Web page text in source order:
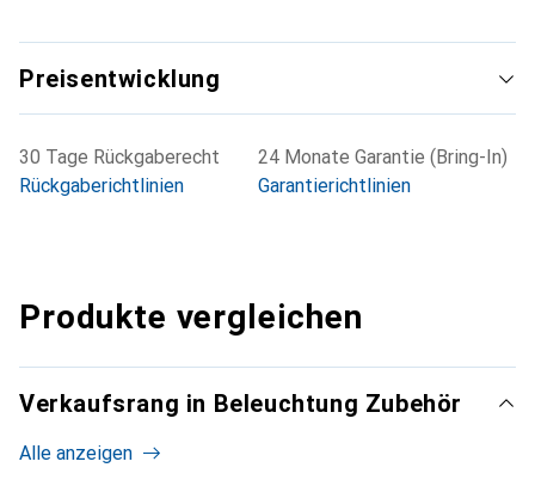
Preisentwicklung
30 Tage Rückgaberecht
Rückgaberichtlinien
24 Monate Garantie (Bring-In)
Garantierichtlinien
Produkte vergleichen
Verkaufsrang in Beleuchtung Zubehör
Alle anzeigen